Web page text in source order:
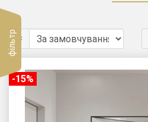
-15%
-15%
фільтр